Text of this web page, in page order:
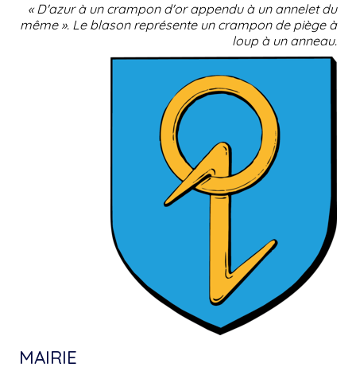
« D'azur à un crampon d'or appendu à un annelet du
même ». Le blason représente un crampon de piège à
loup à un anneau.
MAIRIE